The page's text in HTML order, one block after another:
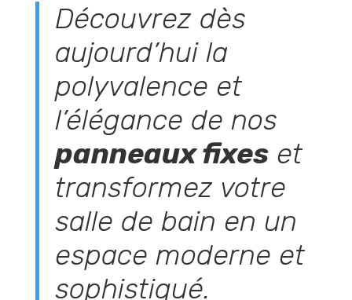
Découvrez dès
aujourd’hui la
polyvalence et
l’élégance de nos
panneaux fixeset
transformez votre
salle de bain en un
espace moderne et
sophistiqué.